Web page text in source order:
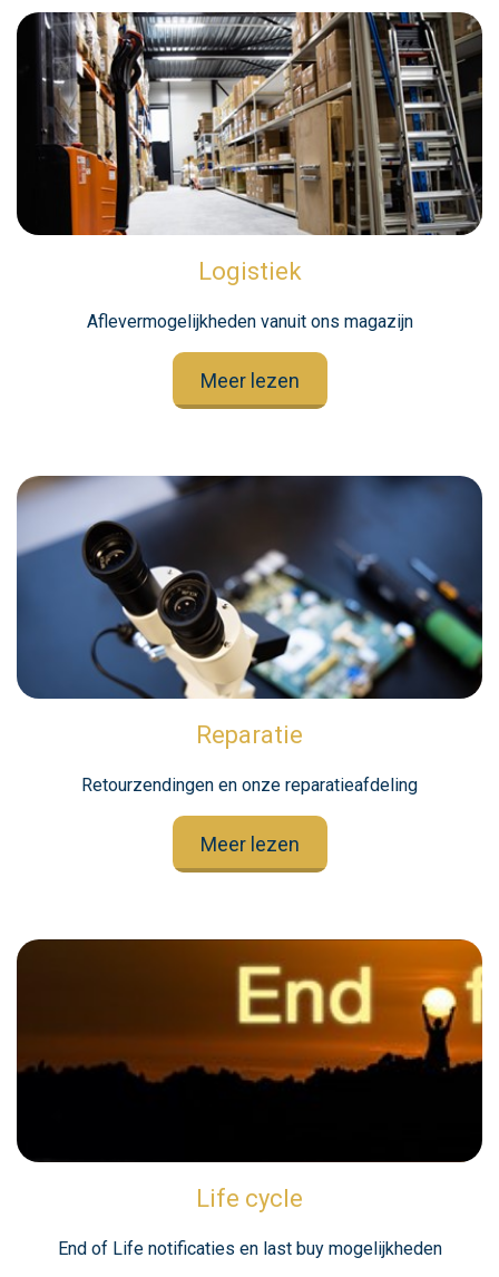
Logistiek
Aflevermogelijkheden vanuit ons magazijn
Meer lezen
Reparatie
Retourzendingen en onze reparatieafdeling
Meer lezen
Life cycle
End of Life notificaties en last buy mogelijkheden